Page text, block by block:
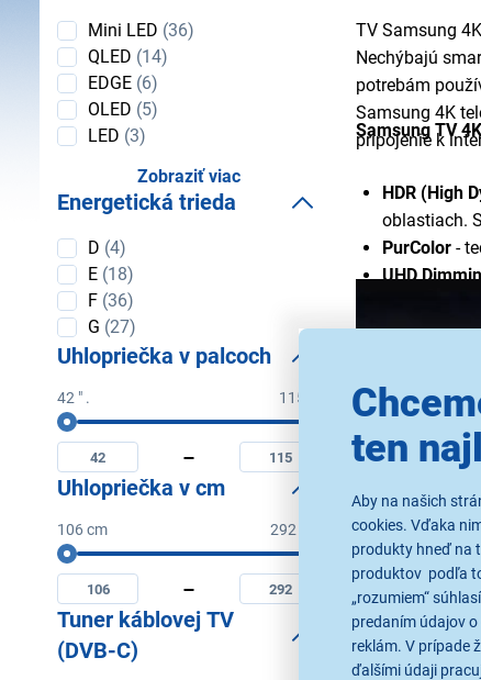
ten
Aby na našich
cookies. Vďaka
produkty hneď na
produktov podľa
„rozumiem“
predaním údajov
reklám. V prípade
ďalšími údaji
TV Samsung
Nechýbajú
potrebám
Samsung 4K
pripojenie k
Samsung TV
HDR (High
oblastiach.
PurColor -
UHD
Dolby
Tizen OS
-
Smart Hub -
rozhrania.
Inteligentné
hlasovými
Auto Game
Motion
LED
podsvietenie
Mini LED (36)
QLED (14)
EDGE (6)
OLED (5)
LED (3)
Zobraziť viac
Energetická trieda
Energetická
trieda
D (4)
E (18)
F (36)
G (27)
Uhlopriečka v palcoch
42 " . 115 " .
Uhlopriečka
v palcoch
Minimální
uhlopriečka
v
palcoch
Maximální
uhlopriečka
v
palcoch
Uhlopriečka v cm
106 cm 292 cm
Uhlopriečka
v cmMinimální
uhlopriečka
v
cm
Maximální
uhlopriečka
v
cm
Tuner káblovej TV
(DVB-C)